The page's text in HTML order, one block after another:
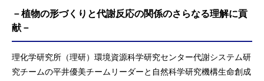
－植物の形づくりと代謝反応の関係のさらなる理解に貢
献－
理化学研究所（理研）環境資源科学研究センター代謝システム研
究チームの平井優美チームリーダーと自然科学研究機構生命創成